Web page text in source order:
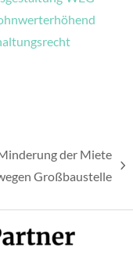
der Miete
Großbaustelle